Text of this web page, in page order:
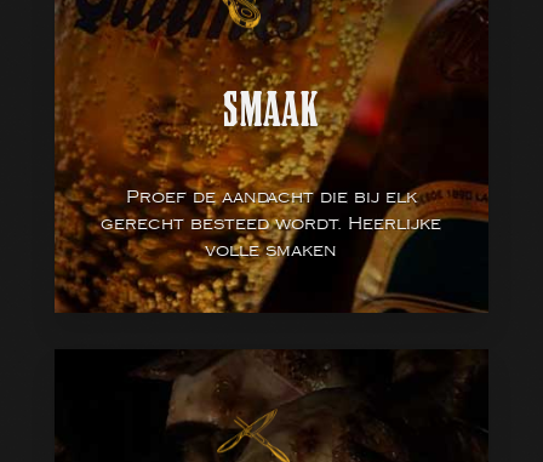
SMAAK
Proef de aandacht die bij elk
gerecht besteed wordt. Heerlijke
volle smaken